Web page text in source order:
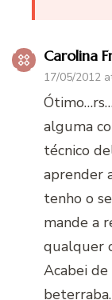
Carolina
17/05/2012
alguma
técnico
aprender
tenho o
mande a
qualquer
Acabei